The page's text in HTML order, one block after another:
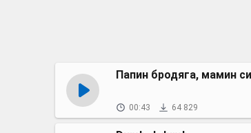
Папин бродяга, мамин
00:43 64 829